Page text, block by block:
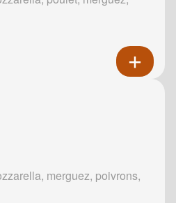
merguez, poivrons,